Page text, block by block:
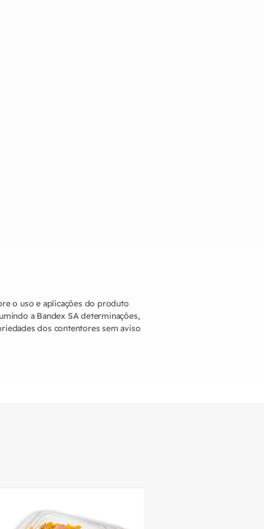
o uso e aplicações do produto
a Bandex SA determinações,
dos contentores sem aviso